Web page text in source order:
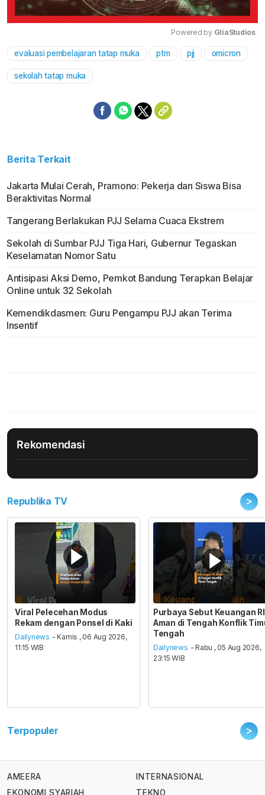
Mute
Powered by GliaStudios
evaluasi pembelajaran tatap muka ptm pjj omicron
sekolah tatap muka
Berita Terkait
Jakarta Mulai Cerah, Pramono: Pekerja dan Siswa Bisa
Beraktivitas Normal
Tangerang Berlakukan PJJ Selama Cuaca Ekstrem
Sekolah di Sumbar PJJ Tiga Hari, Gubernur Tegaskan
Keselamatan Nomor Satu
Antisipasi Aksi Demo, Pemkot Bandung Terapkan Belajar
Online untuk 32 Sekolah
Kemendikdasmen: Guru Pengampu PJJ akan Terima
Insentif
Rekomendasi
Republika TV >
Viral Pelecehan Modus
Rekam dengan Ponsel di Kaki
Dailynews - Kamis , 06 Aug 2026,
11:15 WIB
Purbaya Sebut Keuangan RI
Aman di Tengah Konflik
Tengah
Dailynews - Rabu , 05 Aug 2026,
23:15 WIB
Terpopuler >
AMEERA
EKONOMI SYARIAH
INTERNASIONAL
TEKNO